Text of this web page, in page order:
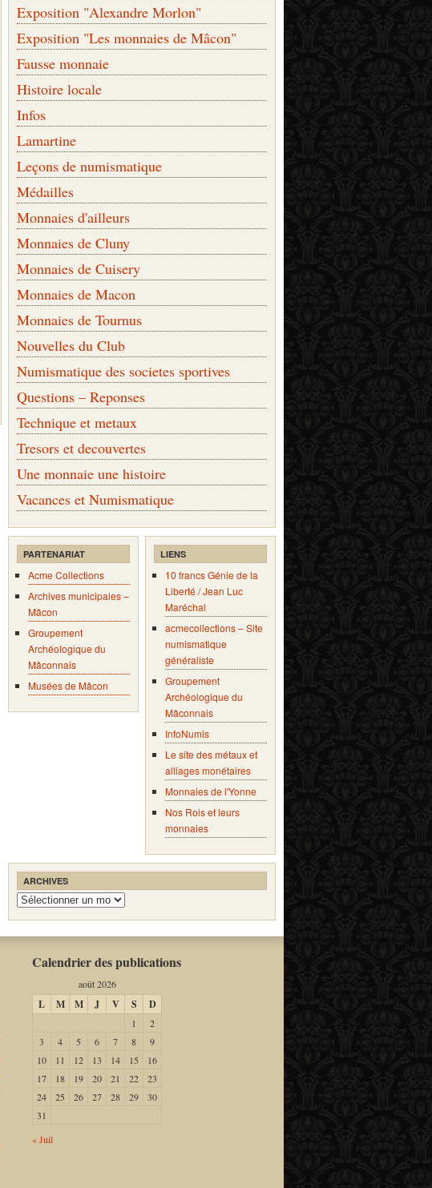
Exposition "Alexandre Morlon"
Exposition "Les monnaies de Mâcon"
Fausse monnaie
Histoire locale
Infos
Lamartine
Leçons de numismatique
Médailles
Monnaies d'ailleurs
Monnaies de Cluny
Monnaies de Cuisery
Monnaies de Macon
Monnaies de Tournus
Nouvelles du Club
Numismatique des societes sportives
Questions – Reponses
Technique et metaux
Tresors et decouvertes
Une monnaie une histoire
Vacances et Numismatique
PARTENARIAT
Acme Collections
Archives municipales –
Mâcon
Groupement
Archéologique du
Mâconnais
Musées de Mâcon
LIENS
10 francs Génie de la
Liberté / Jean Luc
Maréchal
acmecollections – Site
numismatique
généraliste
Groupement
Archéologique du
Mâconnais
InfoNumis
Le site des métaux et
alliages monétaires
Monnaies de l'Yonne
Nos Rois et leurs
monnaies
ARCHIVES
Archives
Calendrier des publications
août 2026
L M M J V S D
1
2
3
4 5 6 7 8
9
10
11 12 13 14 15
16
17
18 19 20 21 22
23
24
25 26 27 28 29
30
31
« Juil